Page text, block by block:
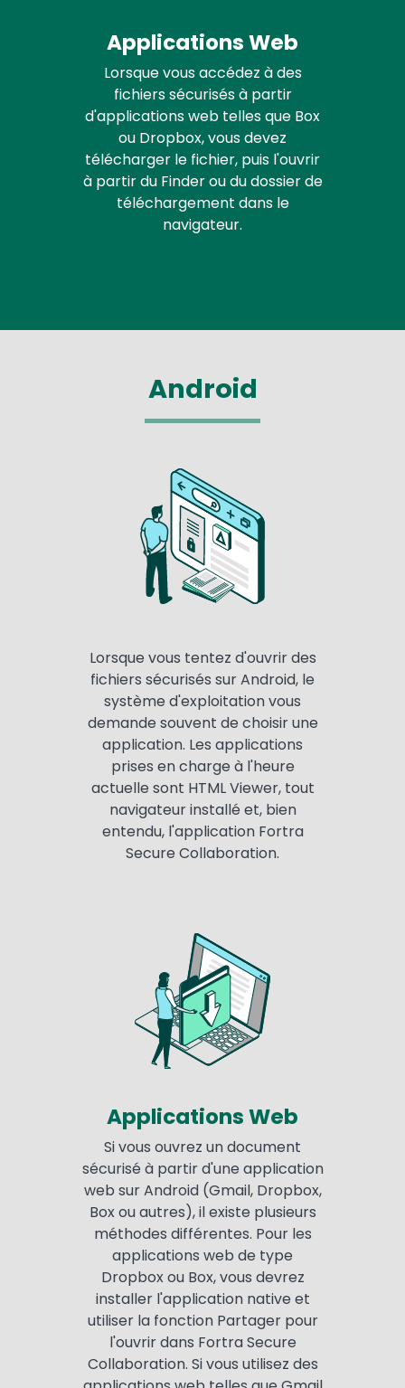
Applications Web
Lorsque vous accédez à des
fichiers sécurisés à partir
d'applications web telles que Box
ou Dropbox, vous devez
télécharger le fichier, puis l'ouvrir
à partir du Finder ou du dossier de
téléchargement dans le
navigateur.
Android
Lorsque vous tentez d'ouvrir des
fichiers sécurisés sur Android, le
système d'exploitation vous
demande souvent de choisir une
application. Les applications
prises en charge à l'heure
actuelle sont HTML Viewer, tout
navigateur installé et, bien
entendu, l'application Fortra
Secure Collaboration.
Applications Web
Si vous ouvrez un document
sécurisé à partir d'une application
web sur Android (Gmail, Dropbox,
Box ou autres), il existe plusieurs
méthodes différentes. Pour les
applications web de type
Dropbox ou Box, vous devrez
installer l'application native et
utiliser la fonction Partager pour
l'ouvrir dans Fortra Secure
Collaboration. Si vous utilisez des